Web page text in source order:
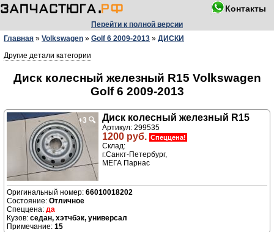
Контакты
Перейти к полной версии
Главная » Volkswagen » Golf 6 2009-2013 » ДИСКИ
Другие детали категории
Диск колесный железный R15 Volkswagen
Golf 6 2009-2013
+3 🔍 Диск колесный железный R15
Артикул: 299535
1200 руб. Спеццена!
Склад:
г.Санкт-Петербург,
МЕГА Парнас
66010018202
Отличное
да
седан, хэтчбэк, универсал
15